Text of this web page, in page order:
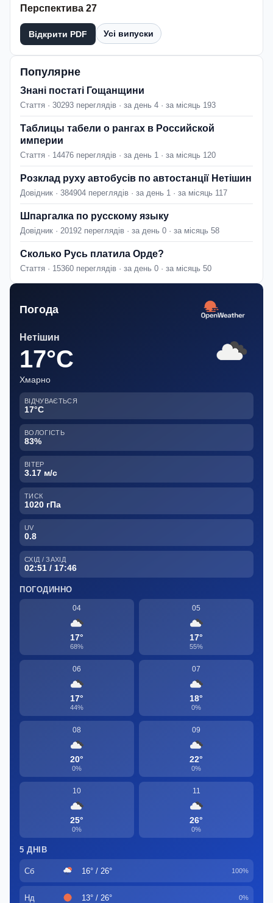
Перспектива 27
Відкрити PDF Усі випуски
Популярне
Знані постаті Гощанщини
Стаття · 30293 переглядів · за день 4 · за місяць 193
Таблицы табели о рангах в Российской
империи
Стаття · 14476 переглядів · за день 1 · за місяць 120
Розклад руху автобусів по автостанції Нетішин
Довідник · 384904 переглядів · за день 1 · за місяць 117
Шпаргалка по русскому языку
Довідник · 20192 переглядів · за день 0 · за місяць 58
Сколько Русь платила Орде?
Стаття · 15360 переглядів · за день 0 · за місяць 50
Погода
Нетішин
17°C
Хмарно
ВІДЧУВАЄТЬСЯ
17°C
ВОЛОГІСТЬ
83%
ВІТЕР
3.17 м/с
ТИСК
1020 гПа
UV
0.8
СХІД / ЗАХІД
02:51 / 17:46
ПОГОДИННО
04
17°
68%
05
17°
55%
06
17°
44%
07
18°
0%
08
20°
0%
09
22°
0%
10
25°
0%
11
26°
0%
5 ДНІВ
Сб 16° / 26° 100%
Нд 13° / 26° 0%